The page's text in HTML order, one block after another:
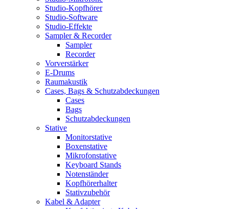
Studio-Kopfhörer
Studio-Software
Studio-Effekte
Sampler & Recorder
Sampler
Recorder
Vorverstärker
E-Drums
Raumakustik
Cases, Bags & Schutzabdeckungen
Cases
Bags
Schutzabdeckungen
Stative
Monitorstative
Boxenstative
Mikrofonstative
Keyboard Stands
Notenständer
Kopfhörerhalter
Stativzubehör
Kabel & Adapter